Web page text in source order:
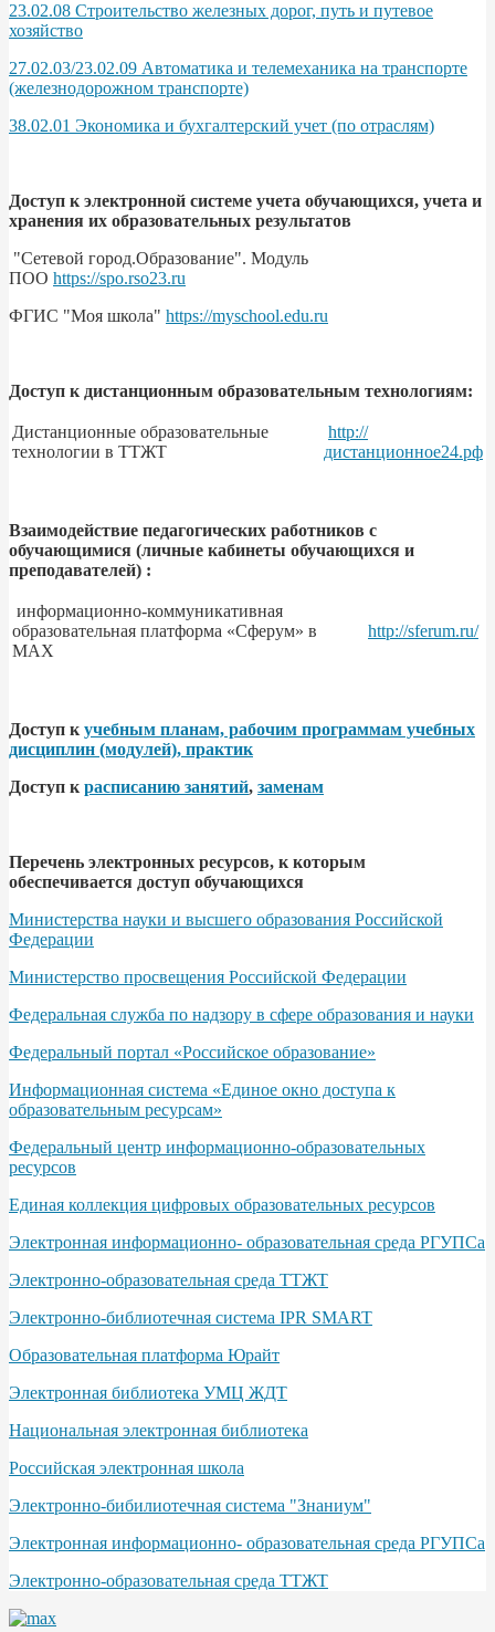
23.02.08 Строительство железных дорог, путь и путевое
хозяйство
27.02.03/23.02.09 Автоматика и телемеханика на транспорте
(железнодорожном транспорте)
38.02.01 Экономика и бухгалтерский учет (по отраслям)
Доступ к электронной системе учета обучающихся, учета и
хранения их образовательных результатов
"Сетевой город.Образование". Модуль
ПОО https://spo.rso23.ru
ФГИС "Моя школа" https://myschool.edu.ru
Доступ к дистанционным образовательным технологиям:
Дистанционные образовательные
технологии в ТТЖТ
http://
дистанционное24.рф
Взаимодействие педагогических работников с
обучающимися (личные кабинеты обучающихся и
преподавателей) :
информационно-коммуникативная
образовательная платформа «Сферум» в
МАХ
http://sferum.ru/
Доступ к учебным планам, рабочим программам учебных
дисциплин (модулей), практик
Доступ к расписанию занятий, заменам
Перечень электронных ресурсов, к которым
обеспечивается доступ обучающихся
Министерства науки и высшего образования Российской
Федерации
Министерство просвещения Российской Федерации
Федеральная служба по надзору в сфере образования и науки
Федеральный портал «Российское образование»
Информационная система «Единое окно доступа к
образовательным ресурсам»
Федеральный центр информационно-образовательных
ресурсов
Единая коллекция цифровых образовательных ресурсов
Электронная информационно- образовательная среда РГУПСа
Электронно-образовательная среда ТТЖТ
Электронно-библиотечная система IPR SMART
Образовательная платформа Юрайт
Электронная библиотека УМЦ ЖДТ
Национальная электронная библиотека
Российская электронная школа
Электронно-бибилиотечная система "Знаниум"
Электронная информационно- образовательная среда РГУПСа
Электронно-образовательная среда ТТЖТ